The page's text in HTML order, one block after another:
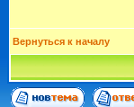
Вернуться к началу